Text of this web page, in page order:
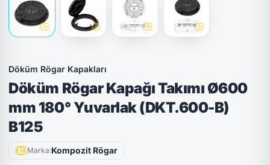
Döküm Rögar Kapakları
Döküm Rögar Kapağı Takımı Ø600
mm 180° Yuvarlak (DKT.600-B)
B125
Marka:Kompozit Rögar